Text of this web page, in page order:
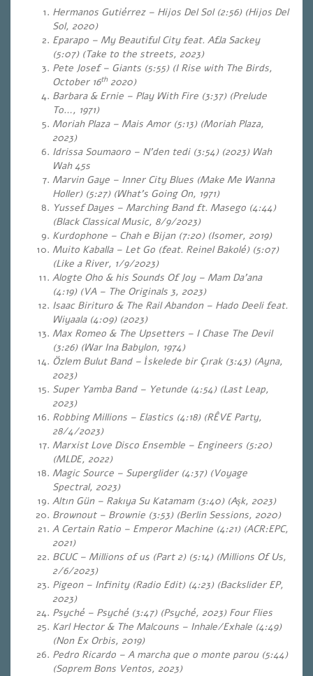
Hermanos Gutiérrez – Hijos Del Sol (2:56) (Hijos Del
Sol, 2020)
Eparapo – My Beautiful City feat. Afla Sackey
(5:07) (Take to the streets, 2023)
Pete Josef – Giants (5:55) (I Rise with The Birds,
October 16th 2020)
Barbara & Ernie – Play With Fire (3:37) (Prelude
To…, 1971)
Moriah Plaza – Mais Amor (5:13)(Moriah Plaza,
2023)
Idrissa Soumaoro – N’den tedi (3:54) (2023) Wah
Wah 45s
Marvin Gaye – Inner City Blues (Make Me Wanna
Holler) (5:27) (What’s Going On, 1971)
Yussef Dayes – Marching Band ft. Masego (4:44)
(Black Classical Music, 8/9/2023)
Kurdophone – Chah e Bijan (7:20) (Isomer, 2019)
Muito Kaballa – Let Go (feat. Reinel Bakolé) (5:07)
(Like a River, 1/9/2023)
Alogte Oho & his Sounds Of Joy – Mam Da’ana
(4:19) (VA – The Originals 3, 2023)
Isaac Birituro & The Rail Abandon – Hado Deeli feat.
Wiyaala (4:09) (2023)
Max Romeo & The Upsetters – I Chase The Devil
(3:26) (War Ina Babylon, 1974)
Özlem Bulut Band – İskelede bir Çırak (3:43) (Ayna,
2023)
Super Yamba Band – Yetunde (4:54) (Last Leap,
2023)
Robbing Millions – Elastics (4:18)(RÊVE Party,
28/4/2023)
Marxist Love Disco Ensemble – Engineers (5:20)
(MLDE, 2022)
Magic Source – Superglider (4:37)(Voyage
Spectral, 2023)
Altın Gün – Rakıya Su Katamam (3:40)(Aşk, 2023)
Brownout – Brownie (3:53)(Berlin Sessions, 2020)
A Certain Ratio – Emperor Machine (4:21) (ACR:EPC,
2021)
BCUC – Millions of us (Part 2) (5:14)(Millions Of Us,
2/6/2023)
Pigeon – Infinity (Radio Edit) (4:23)(Backslider EP,
2023)
Psyché – Psyché (3:47)(Psyché, 2023) Four Flies
Karl Hector & The Malcouns – Inhale/Exhale (4:49)
(Non Ex Orbis, 2019)
Pedro Ricardo – A marcha que o monte parou (5:44)
(Soprem Bons Ventos, 2023)